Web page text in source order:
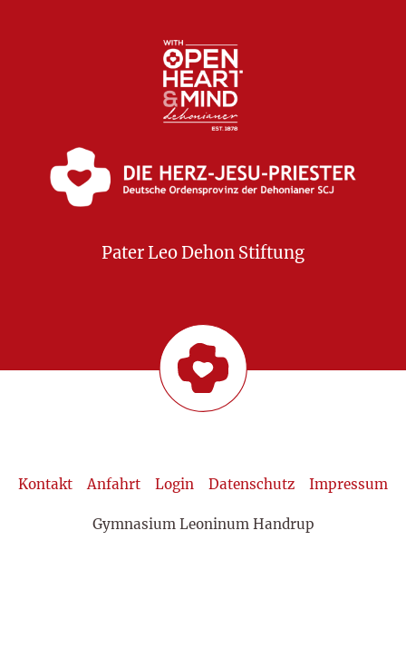
Pater Leo Dehon Stiftung
Kontakt Anfahrt Login Datenschutz Impressum
Gymnasium Leoninum Handrup